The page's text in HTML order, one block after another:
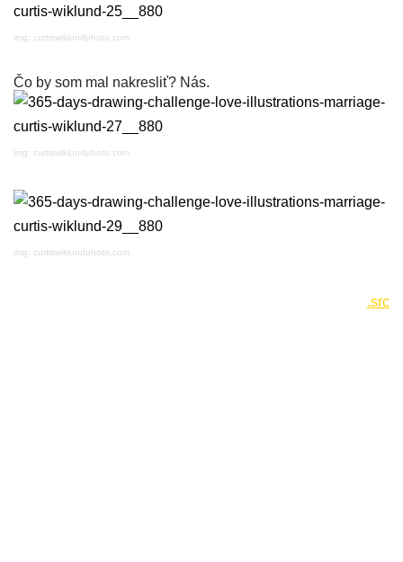
img: curtiswiklundphoto.com
Čo by som mal nakresliť? Nás.
img: curtiswiklundphoto.com
img: curtiswiklundphoto.com
.src